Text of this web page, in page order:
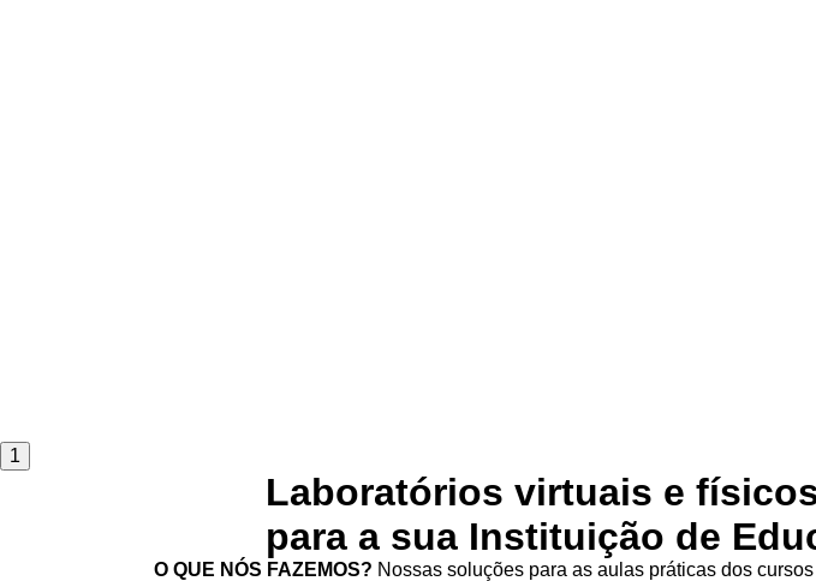
1
Laboratórios virtuais e
para a sua Instituição de
O QUE NÓS FAZEMOS? Nossas soluções para as aulas práticas dos